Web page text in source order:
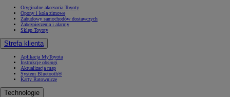
Oryginalne akcesoria Toyoty
Opony i koła zimowe
Zabudowy samochodów dostawczych
Zabezpieczenia i alarmy
Sklep Toyoty
Strefa klienta
Aplikacja MyToyota
Instrukcje obsługi
Aktualizacja map
System Bluetooth®
Karty Ratownicze
Technologie